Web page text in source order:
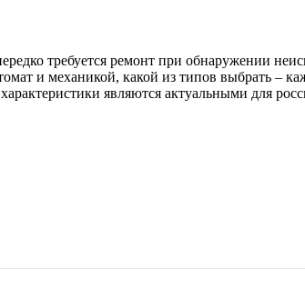
требуется ремонт при обнаружении
и механикой, какой из типов выбрать –
являются актуальными для